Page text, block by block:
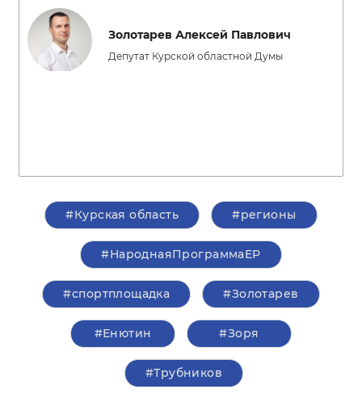
Золотарев Алексей Павлович
Депутат Курской областной Думы
#Курская область #регионы
#НароднаяПрограммаЕР
#спортплощадка #Золотарев
#Енютин #Зоря
#Трубников